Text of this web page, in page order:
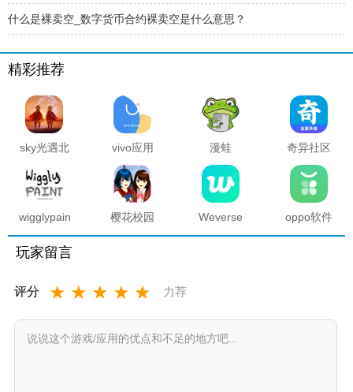
什么是裸卖空_数字货币合约裸卖空是什么意思？
精彩推荐
sky光遇北
解锁版
vivo应用
正版
漫蛙
官方正版
奇异社区
载安装
2025最新
版本
wigglypaint
樱花校园
Weverse
oppo软件
玩家留言
评分 ★ ★ ★ ★ ★ 力荐